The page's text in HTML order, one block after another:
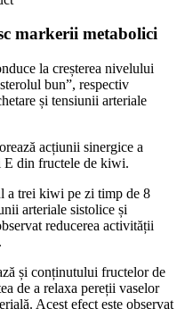
markerii metabolici
la creșterea nivelului
bun”, respectiv
și tensiunii arteriale
acțiunii sinergice a
din fructele de kiwi.
a trei kiwi pe zi timp de 8
arteriale sistolice și
reducerea activității
și conținutului fructelor de
de a relaxa pereții vaselor
Acest efect este observat